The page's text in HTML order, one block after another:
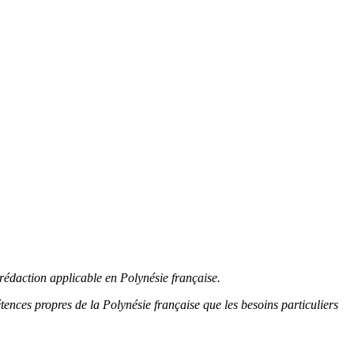
applicable en Polynésie française.
propres de la Polynésie française que les besoins particuliers